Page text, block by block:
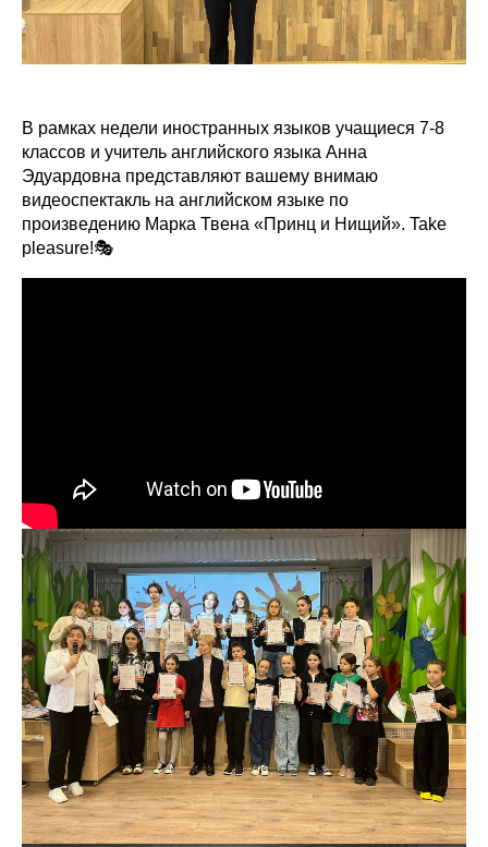
В рамках недели иностранных языков учащиеся 7-8
классов и учитель английского языка Анна
Эдуардовна представляют вашему внимаю
видеоспектакль на английском языке по
произведению Марка Твена «Принц и Нищий». Take
pleasure!🎭